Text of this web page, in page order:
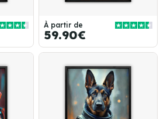
À partir de
59.90€